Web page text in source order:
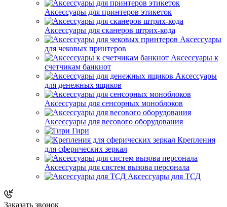
Аксессуары для принтеров этикеток
Аксессуары для сканеров штрих-кода
Аксессуары
для чековых принтеров
Аксессуары к
счетчикам банкнот
Аксессуары
для денежных ящиков
Аксессуары для сенсорных моноблоков
Аксессуары для весового оборудования
Гири
Крепления
для сферических зеркал
Аксессуары для систем вызова персонала
Аксессуары для ТСД
Заказать звонок